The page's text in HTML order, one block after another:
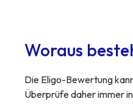
Woraus
Die Eligo-Bewertung
Überprüfe daher immer